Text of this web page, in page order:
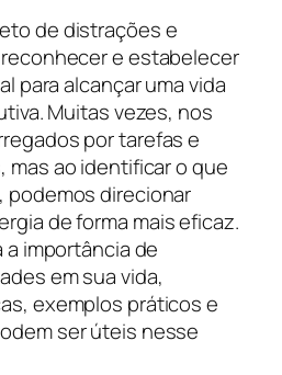
de distrações e
e estabelecer
para alcançar uma vida
Muitas vezes, nos
por tarefas e
mas ao identificar o que
podemos direcionar
de forma mais eficaz.
importância de
em sua vida,
exemplos práticos e
ser úteis nesse